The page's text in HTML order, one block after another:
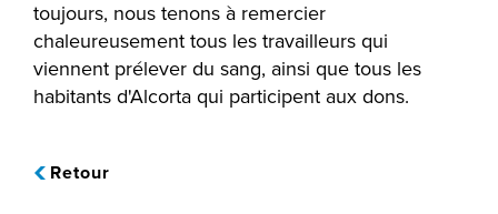
toujours, nous tenons à remercier
chaleureusement tous les travailleurs qui
viennent prélever du sang, ainsi que tous les
habitants d'Alcorta qui participent aux dons.
Retour